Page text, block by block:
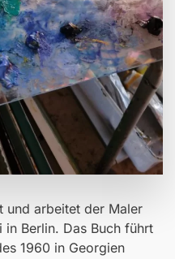
und arbeitet der Maler
in Berlin. Das Buch führt
1960 in Georgien